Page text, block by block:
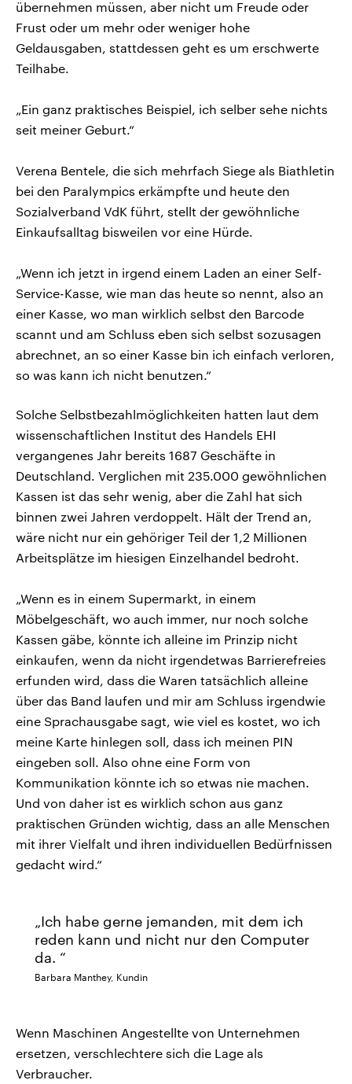
übernehmen müssen, aber nicht um Freude oder
Frust oder um mehr oder weniger hohe
Geldausgaben, stattdessen geht es um erschwerte
Teilhabe.
„Ein ganz praktisches Beispiel, ich selber sehe nichts
seit meiner Geburt.“
Verena Bentele, die sich mehrfach Siege als Biathletin
bei den Paralympics erkämpfte und heute den
Sozialverband VdK führt, stellt der gewöhnliche
Einkaufsalltag bisweilen vor eine Hürde.
„Wenn ich jetzt in irgend einem Laden an einer Self-
Service-Kasse, wie man das heute so nennt, also an
einer Kasse, wo man wirklich selbst den Barcode
scannt und am Schluss eben sich selbst sozusagen
abrechnet, an so einer Kasse bin ich einfach verloren,
so was kann ich nicht benutzen.“
Solche Selbstbezahlmöglichkeiten hatten laut dem
wissenschaftlichen Institut des Handels EHI
vergangenes Jahr bereits 1687 Geschäfte in
Deutschland. Verglichen mit 235.000 gewöhnlichen
Kassen ist das sehr wenig, aber die Zahl hat sich
binnen zwei Jahren verdoppelt. Hält der Trend an,
wäre nicht nur ein gehöriger Teil der 1,2 Millionen
Arbeitsplätze im hiesigen Einzelhandel bedroht.
„Wenn es in einem Supermarkt, in einem
Möbelgeschäft, wo auch immer, nur noch solche
Kassen gäbe, könnte ich alleine im Prinzip nicht
einkaufen, wenn da nicht irgendetwas Barrierefreies
erfunden wird, dass die Waren tatsächlich alleine
über das Band laufen und mir am Schluss irgendwie
eine Sprachausgabe sagt, wie viel es kostet, wo ich
meine Karte hinlegen soll, dass ich meinen PIN
eingeben soll. Also ohne eine Form von
Kommunikation könnte ich so etwas nie machen.
Und von daher ist es wirklich schon aus ganz
praktischen Gründen wichtig, dass an alle Menschen
mit ihrer Vielfalt und ihren individuellen Bedürfnissen
gedacht wird.“
Ich habe gerne jemanden, mit dem ich
reden kann und nicht nur den Computer
da.
Barbara Manthey, Kundin
Wenn Maschinen Angestellte von Unternehmen
ersetzen, verschlechtere sich die Lage als
Verbraucher.